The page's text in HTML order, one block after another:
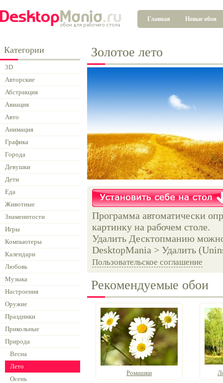
Главная Новые обои
Категории
3D
Авторские
Абстракция
Авиация
Авто
Анимация
Графика
Города
Девушки
Дети
Еда
Животные
Знаменитости
Игры
Компьютеры
Календари
Любовь
Музыка
Настроения
Оружие
Праздники
Прикольные
Природа
Весна
Лето
Осень
Золотое лето
Программа автоматически
картинку на рабочем столе.
Удалить Десктопманию
DesktopMania > Удалить
Пользовательское соглашение
Рекомендуемые обои
Ромашки